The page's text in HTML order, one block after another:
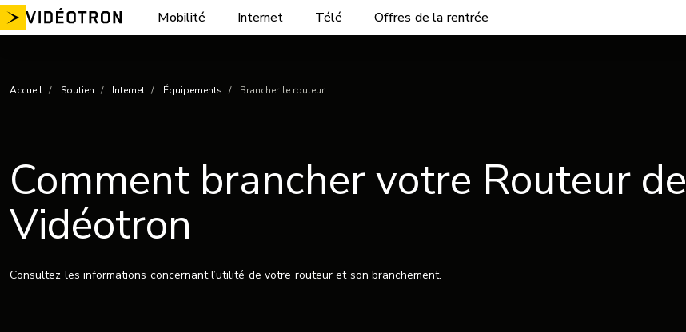
Aller
au
Mobilité Internet Télé Offres de la rentrée
Accueil Soutien Internet Équipements Brancher le routeur
Comment brancher votre Routeur de
Vidéotron
Consultez les informations concernant l’utilité de votre routeur et son branchement.